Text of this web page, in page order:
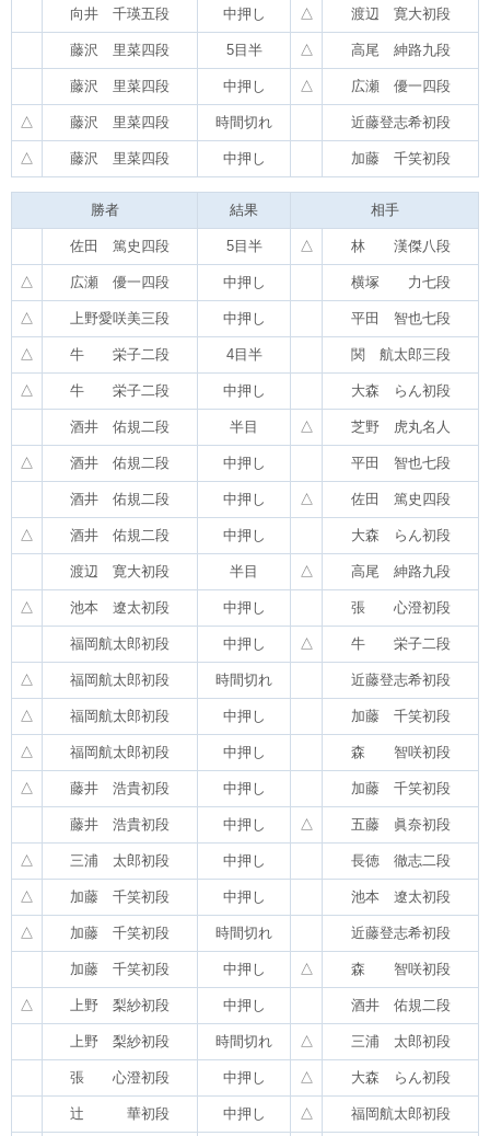
向井 千瑛五段 中押し △ 渡辺 寛大初段
藤沢 里菜四段 5目半 △ 高尾 紳路九段
藤沢 里菜四段 中押し △ 広瀬 優一四段
△ 藤沢 里菜四段 時間切れ 近藤登志希初段
△ 藤沢 里菜四段 中押し 加藤 千笑初段
勝者 結果 相手
佐田 篤史四段 5目半 △ 林 漢傑八段
△ 広瀬 優一四段 中押し 横塚 力七段
△ 上野愛咲美三段 中押し 平田 智也七段
△ 牛 栄子二段 4目半 関 航太郎三段
△ 牛 栄子二段 中押し 大森 らん初段
酒井 佑規二段 半目 △ 芝野 虎丸名人
△ 酒井 佑規二段 中押し 平田 智也七段
酒井 佑規二段 中押し △ 佐田 篤史四段
△ 酒井 佑規二段 中押し 大森 らん初段
渡辺 寛大初段 半目 △ 高尾 紳路九段
△ 池本 遼太初段 中押し 張 心澄初段
福岡航太郎初段 中押し △ 牛 栄子二段
△ 福岡航太郎初段 時間切れ 近藤登志希初段
△ 福岡航太郎初段 中押し 加藤 千笑初段
△ 福岡航太郎初段 中押し 森 智咲初段
△ 藤井 浩貴初段 中押し 加藤 千笑初段
藤井 浩貴初段 中押し △ 五藤 眞奈初段
△ 三浦 太郎初段 中押し 長徳 徹志二段
△ 加藤 千笑初段 中押し 池本 遼太初段
△ 加藤 千笑初段 時間切れ 近藤登志希初段
加藤 千笑初段 中押し △ 森 智咲初段
△ 上野 梨紗初段 中押し 酒井 佑規二段
上野 梨紗初段 時間切れ △ 三浦 太郎初段
張 心澄初段 中押し △ 大森 らん初段
辻 華初段 中押し △ 福岡航太郎初段